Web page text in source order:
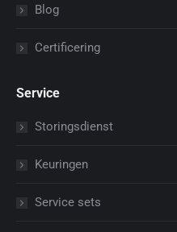
Blog
Certificering
Service
Storingsdienst
Keuringen
Service sets